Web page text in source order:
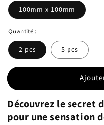
100mm x 100mm
Quantité :
2 pcs 5 pcs
Découvrez le secret
pour une sensation